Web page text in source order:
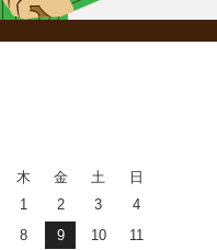
木 金 土 日
1 2 3
4
8 9 10 11